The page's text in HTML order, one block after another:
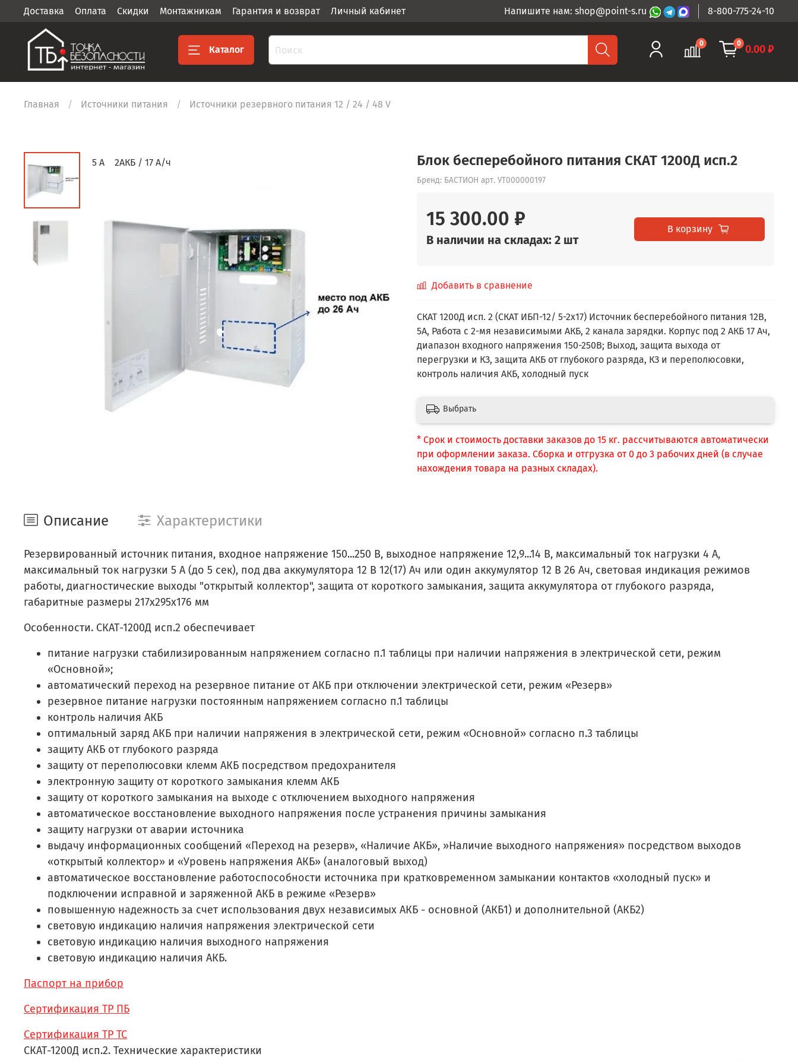
Доставка Оплата Скидки Монтажникам Гарантия и возврат Личный кабинет Напишите нам: shop@point-s.ru 8-800-775-24-10
Каталог
0 0 0.00 ₽
Главная Источники питания Источники резервного питания 12 / 24 / 48 V
5 А 2АКБ / 17 А/ч Блок бесперебойного питания СКАТ 1200Д исп.2
Бренд: БАСТИОН арт. УТ000000197
15 300.00 ₽
В наличии на складах: 2 шт
В корзину
Добавить в сравнение
СКАТ 1200Д исп. 2 (СКАТ ИБП-12/ 5-2x17) Источник бесперебойного питания 12В,
5А, Работа с 2-мя независимыми АКБ, 2 канала зарядки. Корпус под 2 АКБ 17 Ач,
диапазон входного напряжения 150-250В; Выход, защита выхода от
перегрузки и КЗ, защита АКБ от глубокого разряда, КЗ и переполюсовки,
контроль наличия АКБ, холодный пуск
Выбрать
* Срок и стоимость доставки заказов до 15 кг. рассчитываются автоматически
при оформлении заказа. Сборка и отгрузка от 0 до 3 рабочих дней (в случае
нахождения товара на разных складах).
Описание Характеристики
Резервированный источник питания, входное напряжение 150...250 В, выходное напряжение 12,9...14 В, максимальный ток нагрузки 4 А,
максимальный ток нагрузки 5 А (до 5 сек), под два аккумулятора 12 В 12(17) Ач или один аккумулятор 12 В 26 Ач, световая индикация режимов
работы, диагностические выходы "открытый коллектор", защита от короткого замыкания, защита аккумулятора от глубокого разряда,
габаритные размеры 217х295х176 мм
Особенности. СКАТ-1200Д исп.2 обеспечивает
питание нагрузки стабилизированным напряжением согласно п.1 таблицы при наличии напряжения в электрической сети, режим
«Основной»;
автоматический переход на резервное питание от АКБ при отключении электрической сети, режим «Резерв»
резервное питание нагрузки постоянным напряжением согласно п.1 таблицы
контроль наличия АКБ
оптимальный заряд АКБ при наличии напряжения в электрической сети, режим «Основной» согласно п.3 таблицы
защиту АКБ от глубокого разряда
защиту от переполюсовки клемм АКБ посредством предохранителя
электронную защиту от короткого замыкания клемм АКБ
защиту от короткого замыкания на выходе с отключением выходного напряжения
автоматическое восстановление выходного напряжения после устранения причины замыкания
защиту нагрузки от аварии источника
выдачу информационных сообщений «Переход на резерв», «Наличие АКБ», »Наличие выходного напряжения» посредством выходов
«открытый коллектор» и «Уровень напряжения АКБ» (аналоговый выход)
автоматическое восстановление работоспособности источника при кратковременном замыкании контактов «холодный пуск» и
подключении исправной и заряженной АКБ в режиме «Резерв»
повышенную надежность за счет использования двух независимых АКБ - основной (АКБ1) и дополнительной (АКБ2)
световую индикацию наличия напряжения электрической сети
световую индикацию наличия выходного напряжения
световую индикацию наличия АКБ.
Паспорт на прибор
Сертификация ТР ПБ
Сертификация ТР ТС
СКАТ-1200Д исп.2. Технические характеристики